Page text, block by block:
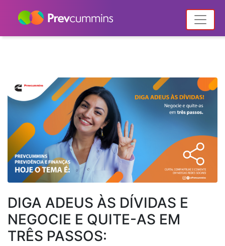
Home
Notícias
Posts tagged "organização financeira"
DIGA ADEUS ÀS DÍVIDAS E
NEGOCIE E QUITE-AS EM
TRÊS PASSOS: